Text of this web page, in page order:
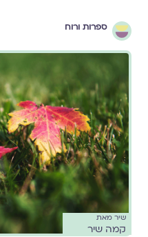
ספרות ורוח
שיר מאת
קמה שיר